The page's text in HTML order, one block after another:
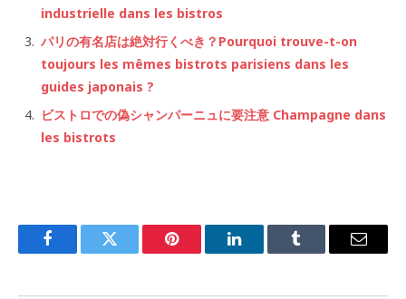
industrielle dans les bistros
パリの有名店は絶対行くべき？Pourquoi trouve-t-on
toujours les mêmes bistrots parisiens dans les
guides japonais ?
ビストロでの偽シャンパーニュに要注意 Champagne dans
les bistrots
FacebookTwitter Pinterest LinkedInTumblr Email